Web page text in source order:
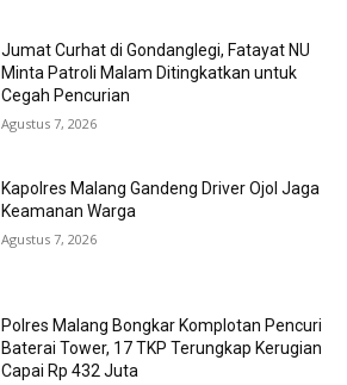
Jumat Curhat di Gondanglegi, Fatayat NU
Minta Patroli Malam Ditingkatkan untuk
Cegah Pencurian
Agustus 7, 2026
Kapolres Malang Gandeng Driver Ojol Jaga
Keamanan Warga
Agustus 7, 2026
Polres Malang Bongkar Komplotan Pencuri
Baterai Tower, 17 TKP Terungkap Kerugian
Capai Rp 432 Juta